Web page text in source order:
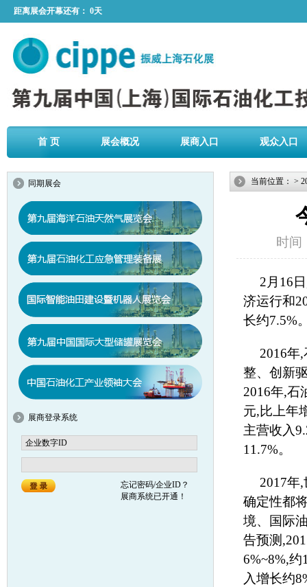
距离展会开幕还有： 0天
首 页 展会概况 展商入口 观众入口
同期展会
展商登录系统
忘记密码/企业ID？
展商系统已开通！
当前位置： >
时间
2月16
济运行和
长约7.5%
2016年
整、创新
2016年,石
元,比上年
主营收入
11.7%。
2017年
确定性都
境、国际
告预测
6%~8%,
入增长约